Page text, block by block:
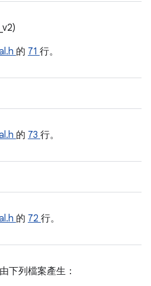
的 71 行。
的 73 行。
的 72 行。
下列檔案產生：